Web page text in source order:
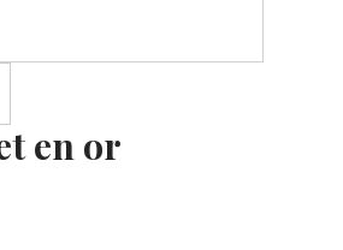
en or